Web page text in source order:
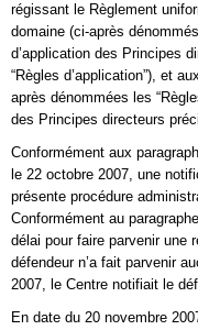
régissant le Règlement
domaine (ci-après
d’application des Principes
“Règles d’application”), et
après dénommées les
des Principes directeurs
Conformément aux
le 22 octobre 2007, une
présente procédure
Conformément au
délai pour faire parvenir une
défendeur n’a fait parvenir
2007, le Centre notifiait le
En date du 20 novembre